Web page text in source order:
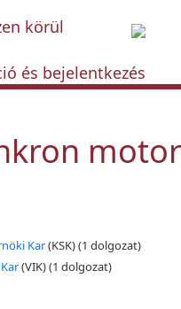
körül
és bejelentkezés
motor
Kar(KSK)(1 dolgozat)
(VIK)(1 dolgozat)